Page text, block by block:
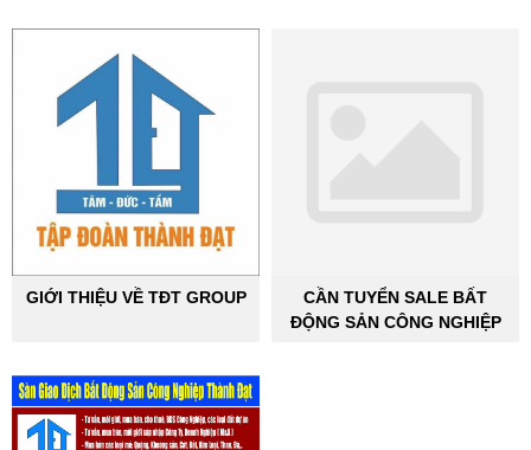
GIỚI THIỆU VỀ TĐT GROUP
CẦN TUYỂN SALE BẤT
ĐỘNG SẢN CÔNG NGHIỆP